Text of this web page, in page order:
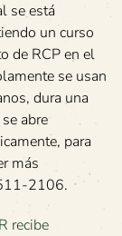
se está
un curso
de RCP en el
se usan
dura una
abre
para
más
2106.